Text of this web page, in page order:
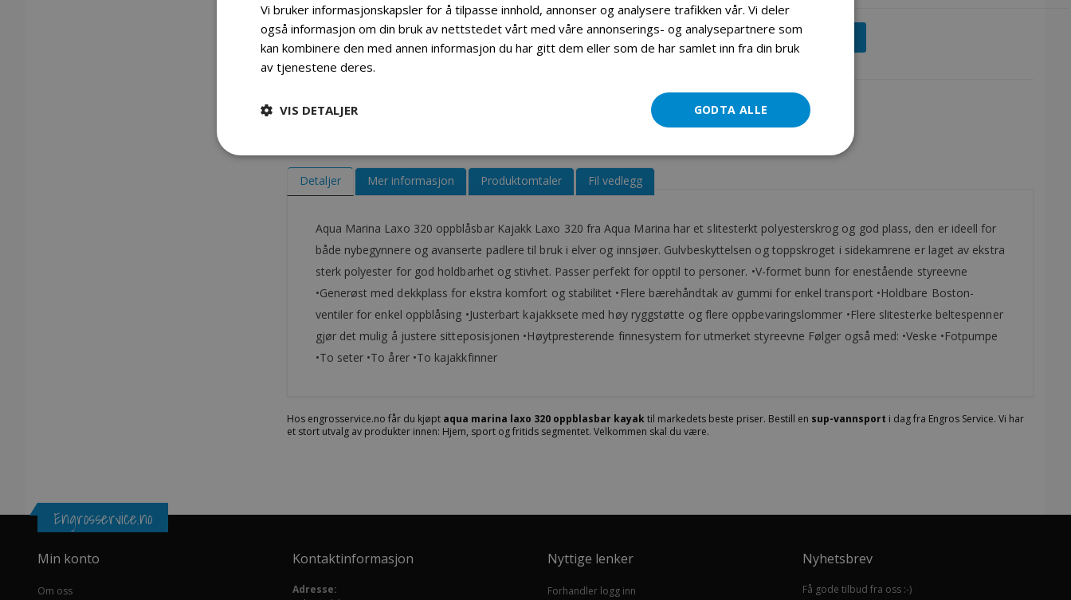
Gå
til
begynnelsen
av
bildegalleri
Legg i handlekurv
Detaljer
Aqua Marina Laxo 320 oppblåsbar Kajakk Laxo 320 fra Aqua Marina har et slitesterkt polyesterskrog og god plass, den er ideell for
både nybegynnere og avanserte padlere til bruk i elver og innsjøer. Gulvbeskyttelsen og toppskroget i sidekamrene er laget av ekstra
sterk polyester for god holdbarhet og stivhet. Passer perfekt for opptil to personer. •V-formet bunn for enestående styreevne
•Generøst med dekkplass for ekstra komfort og stabilitet •Flere bærehåndtak av gummi for enkel transport •Holdbare Boston-
ventiler for enkel oppblåsing •Justerbart kajakksete med høy ryggstøtte og flere oppbevaringslommer •Flere slitesterke beltespenner
gjør det mulig å justere sitteposisjonen •Høytpresterende finnesystem for utmerket styreevne Følger også med: •Veske •Fotpumpe
•To seter •To årer •To kajakkfinner
Mer informasjon Produktomtaler Fil vedlegg
Hos engrosservice.no får du kjøpt aqua marina laxo 320 oppblasbar kayaktil markedets beste priser. Bestill en sup-vannsport i dag fra Engros Service. Vi har
et stort utvalg av produkter innen: Hjem, sport og fritids segmentet. Velkommen skal du være.
Engrosservice.no
Min konto
Om oss
Kontaktinformasjon
Adresse:
Nyttige lenker
Forhandler logg inn
Nyhetsbrev
Få gode tilbud fra oss :-)
Vi bruker informasjonskapsler for å tilpasse innhold, annonser og analysere trafikken vår. Vi deler
også informasjon om din bruk av nettstedet vårt med våre annonserings- og analysepartnere som
kan kombinere den med annen informasjon du har gitt dem eller som de har samlet inn fra din bruk
av tjenestene deres.
GODTA ALLE
VIS DETALJER